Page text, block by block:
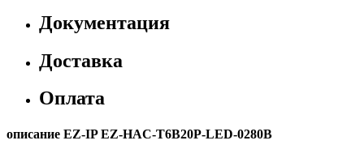
Документация
Доставка
Оплата
описание EZ-IP EZ-HAC-T6B20P-LED-0280B